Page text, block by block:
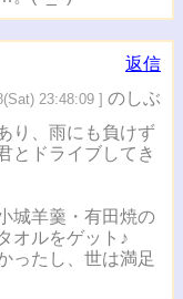
返信
23:48:09 ] のしぶ
り、雨にも負けず
とドライブしてき
城羊羹・有田焼の
オルをゲット♪
ったし、世は満足